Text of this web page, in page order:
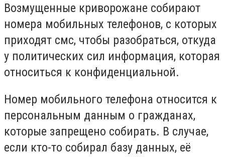
Возмущенные криворожане собирают
номера мобильных телефонов, с которых
приходят смс, чтобы разобраться, откуда
у политических сил информация, которая
относиться к конфиденциальной.
Номер мобильного телефона относится к
персональным данным о гражданах,
которые запрещено собирать. В случае,
если кто-то собирал базу данных, её